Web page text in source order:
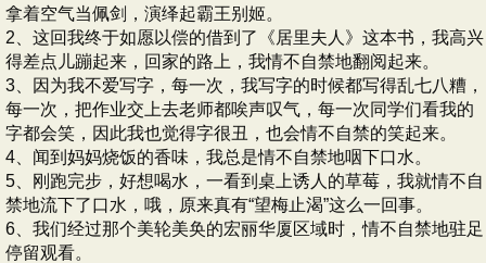
拿着空气当佩剑，演绎起霸王别姬。
2、这回我终于如愿以偿的借到了《居里夫人》这本书，我高兴
得差点儿蹦起来，回家的路上，我情不自禁地翻阅起来。
3、因为我不爱写字，每一次，我写字的时候都写得乱七八糟，
每一次，把作业交上去老师都唉声叹气，每一次同学们看我的
字都会笑，因此我也觉得字很丑，也会情不自禁的笑起来。
4、闻到妈妈烧饭的香味，我总是情不自禁地咽下口水。
5、刚跑完步，好想喝水，一看到桌上诱人的草莓，我就情不自
禁地流下了口水，哦，原来真有“望梅止渴”这么一回事。
6、我们经过那个美轮美奂的宏丽华厦区域时，情不自禁地驻足
停留观看。